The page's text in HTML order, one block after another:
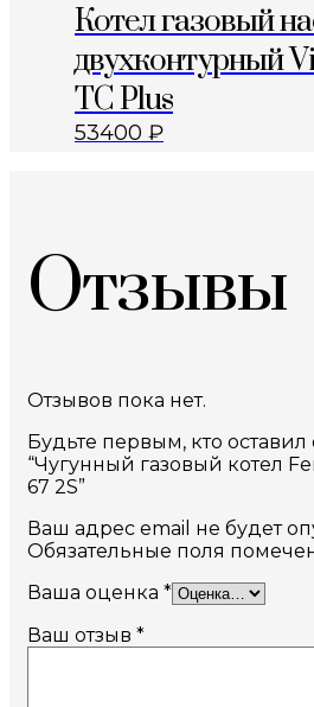
Котел газовый
двухконтурный
TC Plus
53400 ₽
Отзывы
Отзывов пока нет.
Будьте первым, кто оставил
“Чугунный газовый котел
67 2S”
Ваш адрес email не будет
Обязательные поля
Ваша оценка *
Ваш отзыв *